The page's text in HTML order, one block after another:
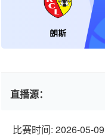
朗斯
直播源：
比赛时间: 2026-05-